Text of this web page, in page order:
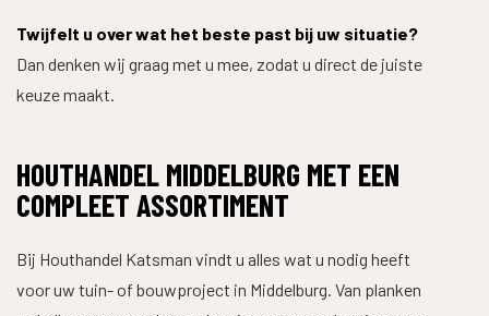
Twijfelt u over wat het beste past bij uw situatie?
Dan denken wij graag met u mee, zodat u direct de juiste
keuze maakt.
HOUTHANDEL MIDDELBURG MET EEN
COMPLEET ASSORTIMENT
Bij Houthandel Katsman vindt u alles wat u nodig heeft
voor uw tuin- of bouwproject in Middelburg. Van planken